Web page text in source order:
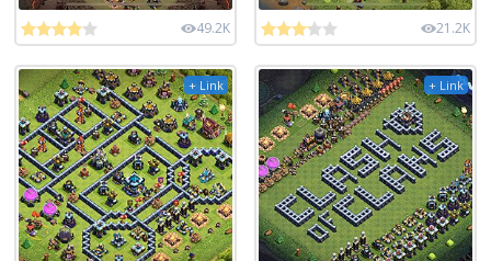
49.2K 21.2K
+ Link + Link